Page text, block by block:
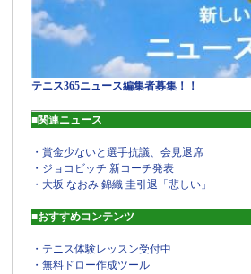
テニス365ニュース編集者募集！！
■関連ニュース
・賞金少ないと選手抗議、会見退席
・ジョコビッチ 新コーチ発表
・大坂 なおみ 錦織 圭引退「悲しい」
■おすすめコンテンツ
・テニス体験レッスン受付中
・無料ドロー作成ツール